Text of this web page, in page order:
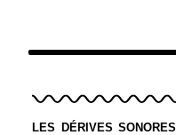
LES DÉRIVES SONORES